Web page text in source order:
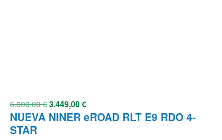
6.000,00€3.449,00€
NUEVA NINER eROAD RLT E9 RDO 4-
STAR